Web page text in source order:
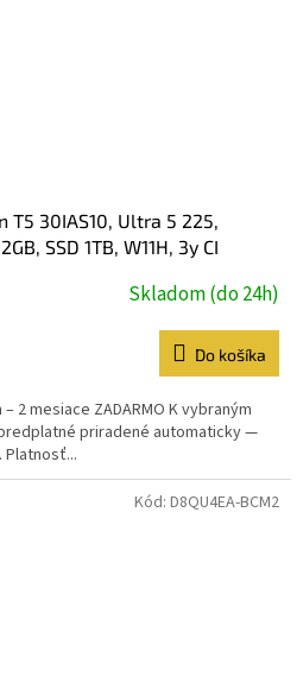
T5 30IAS10, Ultra 5 225,
SSD 1TB, W11H, 3y CI
Skladom (do 24h)
Do košíka
2 mesiace ZADARMO K vybraným
priradené automaticky —
Kód: D8QU4EA-BCM2